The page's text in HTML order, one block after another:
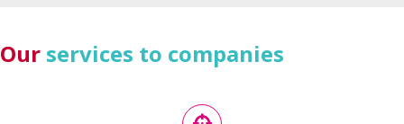
Our services to companies